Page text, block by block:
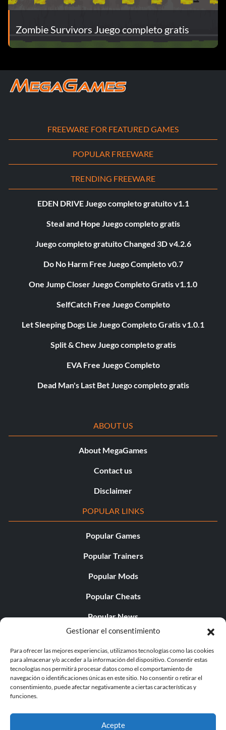
Gestionar el consentimiento
Para ofrecer las mejores experiencias, utilizamos tecnologías como las cookies
para almacenar y/o acceder a la información del dispositivo. Consentir estas
tecnologías nos permitirá procesar datos como el comportamiento de
navegación o identificaciones únicas en este sitio. No consentir o retirar el
consentimiento, puede afectar negativamente a ciertas características y
funciones.
Acepte
Zombie Survivors Juego completo gratis
FREEWARE FOR FEATURED GAMES
POPULAR FREEWARE
TRENDING FREEWARE
EDEN DRIVE Juego completo gratuito v1.1
Steal and Hope Juego completo gratis
Juego completo gratuito Changed 3D v4.2.6
Do No Harm Free Juego Completo v0.7
One Jump Closer Juego Completo Gratis v1.1.0
SelfCatch Free Juego Completo
Let Sleeping Dogs Lie Juego Completo Gratis v1.0.1
Split & Chew Juego completo gratis
EVA Free Juego Completo
Dead Man's Last Bet Juego completo gratis
ABOUT US
About MegaGames
Contact us
Disclaimer
POPULAR LINKS
Popular Games
Popular Trainers
Popular Mods
Popular Cheats
Popular News
Popular Editorials
Popular Free Games
LATEST UPDATES